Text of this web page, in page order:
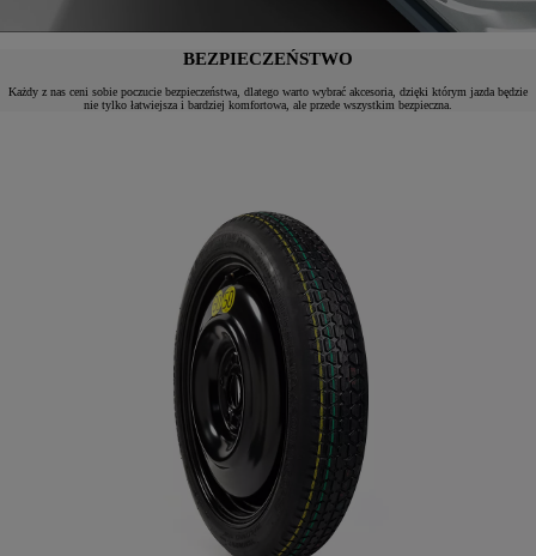
BEZPIECZEŃSTWO
Każdy z nas ceni sobie poczucie bezpieczeństwa, dlatego warto wybrać akcesoria, dzięki którym jazda będzie
nie tylko łatwiejsza i bardziej komfortowa, ale przede wszystkim bezpieczna.